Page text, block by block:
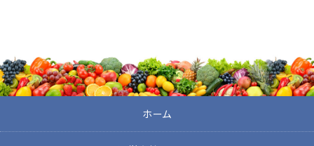
ホーム